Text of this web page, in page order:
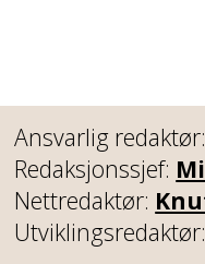
Ansvarlig redaktør:
Redaksjonssjef:
Nettredaktør: